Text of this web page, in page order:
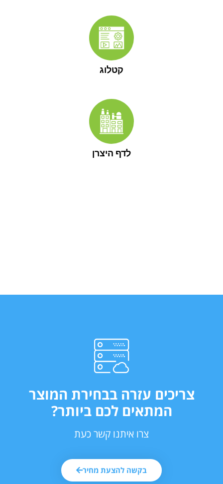
קטלוג
לדף היצרן
צריכים עזרה בבחירת המוצר
המתאים לכם ביותר?
צרו איתנו קשר כעת
בקשה להצעת מחיר